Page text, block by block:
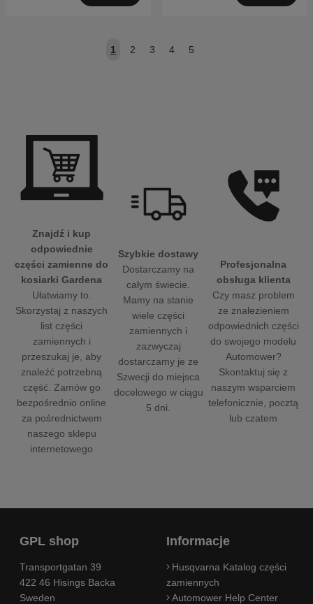
1 2 3 4 5
Znajdź i kup
odpowiednie
części zamienne do
kosiarki Gardena
Ułatwiamy to.
Skorzystaj z naszych
list części
zamiennych i
przeszukaj je, aby
znaleźć potrzebną
część. Zamów go
bezpośrednio online
za pośrednictwem
naszego sklepu
internetowego
Szybkie dostawy
Dostarczamy na
całym świecie.
Mamy na stanie
wiele części
zamiennych i
zazwyczaj
dostarczamy je ze
Szwecji do miejsca
docelowego w ciągu
5 dni.
Profesjonalna
obsługa klienta
Czy masz problem
ze znalezieniem
odpowiednich części
do swojego modelu
Automower?
Skontaktuj się z
naszym wsparciem
telefonicznie, pocztą
lub czatem
GPL shop
Transportgatan 39
422 46 Hisings Backa
Sweden
Informacje
Husqvarna Katalog części
zamiennych
Automower Help Center